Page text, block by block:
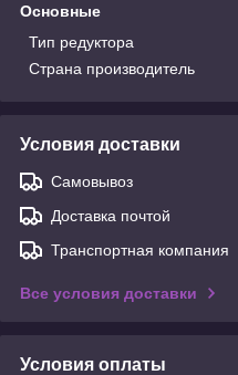
Основные
Тип редуктора
Страна производитель
Условия доставки
Самовывоз
Доставка почтой
Транспортная компания
Все условия доставки
Условия оплаты